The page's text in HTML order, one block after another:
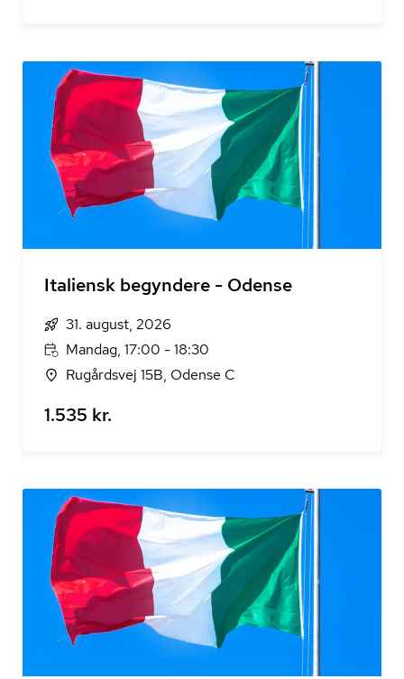
Italiensk begyndere - Odense
31. august, 2026
Mandag, 17:00 - 18:30
Rugårdsvej 15B, Odense C
1.535 kr.